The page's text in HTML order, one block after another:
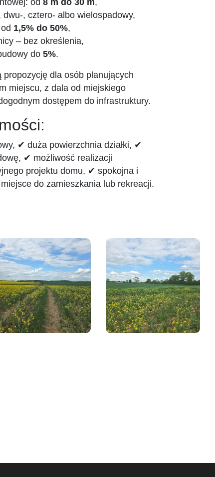
od 8 m do 30 m,
dwu-, cztero- albo wielospadowy,
1,5% do 50%,
– bez określenia,
do 5%.
propozycję dla osób planujących
miejscu, z dala od miejskiego
dostępem do infrastruktury.
✔ duża powierzchnia działki, ✔
✔ możliwość realizacji
projektu domu, ✔ spokojna i
do zamieszkania lub rekreacji.